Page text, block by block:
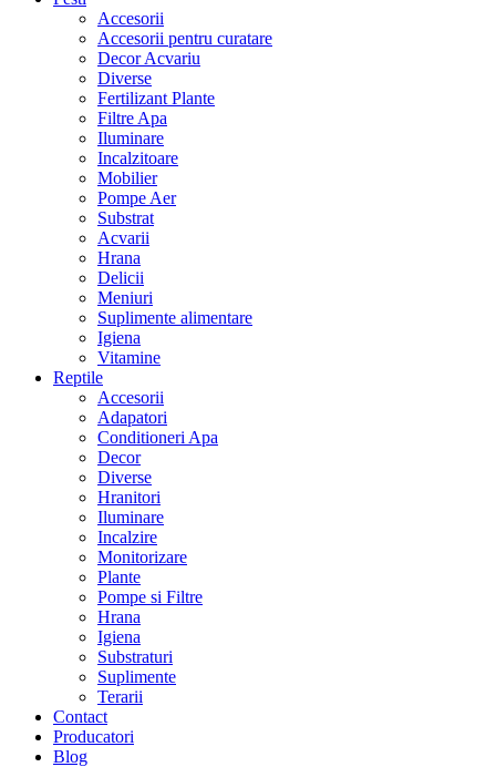
Accesorii
Accesorii pentru curatare
Decor Acvariu
Diverse
Fertilizant Plante
Filtre Apa
Iluminare
Incalzitoare
Mobilier
Pompe Aer
Substrat
Acvarii
Hrana
Delicii
Meniuri
Suplimente alimentare
Igiena
Vitamine
Reptile
Accesorii
Adapatori
Conditioneri Apa
Decor
Diverse
Hranitori
Iluminare
Incalzire
Monitorizare
Plante
Pompe si Filtre
Hrana
Igiena
Substraturi
Suplimente
Terarii
Contact
Producatori
Blog